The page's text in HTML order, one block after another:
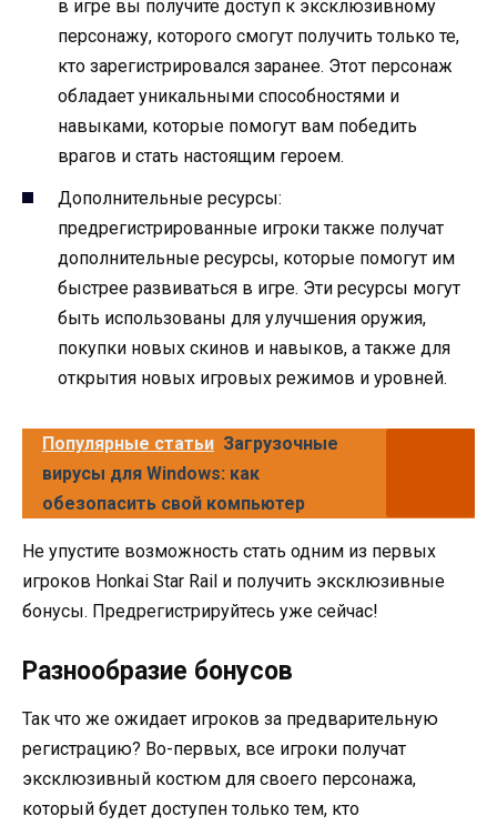
в игре вы получите доступ к эксклюзивному
персонажу, которого смогут получить только те,
кто зарегистрировался заранее. Этот персонаж
обладает уникальными способностями и
навыками, которые помогут вам победить
врагов и стать настоящим героем.
Дополнительные ресурсы:
предрегистрированные игроки также получат
дополнительные ресурсы, которые помогут им
быстрее развиваться в игре. Эти ресурсы могут
быть использованы для улучшения оружия,
покупки новых скинов и навыков, а также для
открытия новых игровых режимов и уровней.
Популярные статьи Загрузочные
вирусы для Windows: как
обезопасить свой компьютер
Не упустите возможность стать одним из первых
игроков Honkai Star Rail и получить эксклюзивные
бонусы. Предрегистрируйтесь уже сейчас!
Разнообразие бонусов
Так что же ожидает игроков за предварительную
регистрацию? Во-первых, все игроки получат
эксклюзивный костюм для своего персонажа,
который будет доступен только тем, кто